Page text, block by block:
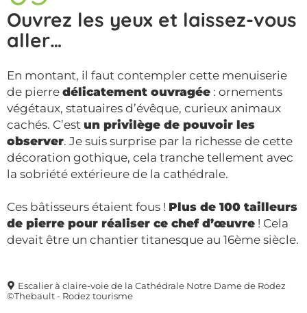
Escalier à claire-voie de la Cathédrale Notre Dame de Rodez
©Thebault - Rodez tourisme
Ouvrez les yeux et laissez-vous
aller…
En montant, il faut contempler cette menuiserie
de pierre délicatement ouvragée : ornements
végétaux, statuaires d’évêque, curieux animaux
cachés. C’est un privilège de pouvoir les
observer. Je suis surprise par la richesse de cette
décoration gothique, cela tranche tellement avec
la sobriété extérieure de la cathédrale.
Ces bâtisseurs étaient fous ! Plus de 100 tailleurs
de pierre pour réaliser ce chef d’œuvre ! Cela
devait être un chantier titanesque au 16ème siècle.